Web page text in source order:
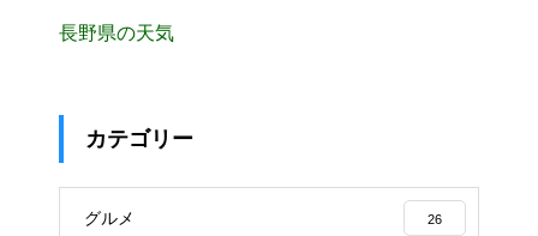
長野県の天気
カテゴリー
グルメ 26